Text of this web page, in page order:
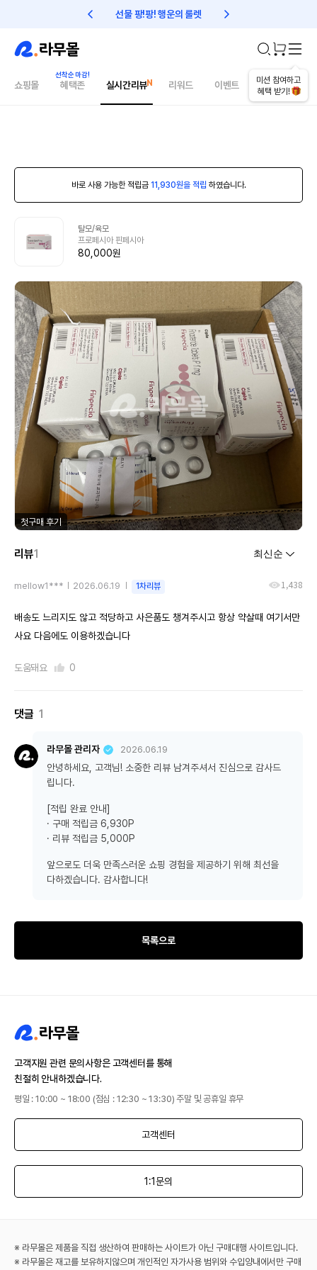
선물 팡!팡! 행운의 룰렛 친구초대 1만원 리워드!
미션 참여하고
혜택 받기!
쇼핑몰 혜택존 실시간리뷰 리워드 이벤트 건강매거진
바로 사용 가능한 적립금 11,930원을 적립 하였습니다.
탈모/육모
프로페시아 핀페시아
80,000원
첫구매 후기
리뷰1
mellow1*** 2026.06.19 1차리뷰 1,438
배송도 느리지도 않고 적당하고 사은품도 챙겨주시고 항상 약살때 여기서만
사요 다음에도 이용하겠습니다
도움돼요 0
댓글 1
라무몰 관리자 2026.06.19
안녕하세요, 고객님! 소중한 리뷰 남겨주셔서 진심으로 감사드
립니다.
[적립 완료 안내]
· 구매 적립금 6,930P
· 리뷰 적립금 5,000P
앞으로도 더욱 만족스러운 쇼핑 경험을 제공하기 위해 최선을
다하겠습니다. 감사합니다!
목록으로
고객지원 관련 문의사항은 고객센터를 통해
친절히 안내하겠습니다.
평일 : 10:00 ~ 18:00 (점심 : 12:30 ~ 13:30) 주말 및 공휴일 휴무
고객센터
1:1문의
※ 라무몰은 제품을 직접 생산하여 판매하는 사이트가 아닌 구매대행 사이트입니다.
※ 라무몰은 재고를 보유하지않으며 개인적인 자가사용 범위와 수입양내에서만 구매